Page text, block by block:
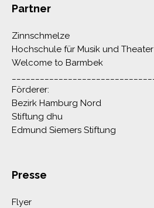
Partner
Zinnschmelze
Hochschule für Musik und Theater
Welcome to Barmbek
Förderer:
Bezirk Hamburg Nord
Stiftung dhu
Edmund Siemers Stiftung
Presse
Flyer